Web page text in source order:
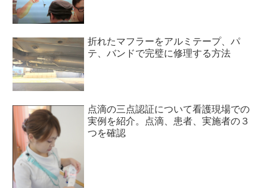
折れたマフラーをアルミテープ、パ
テ、バンドで完璧に修理する方法
点滴の三点認証について看護現場での
実例を紹介。点滴、患者、実施者の３
つを確認